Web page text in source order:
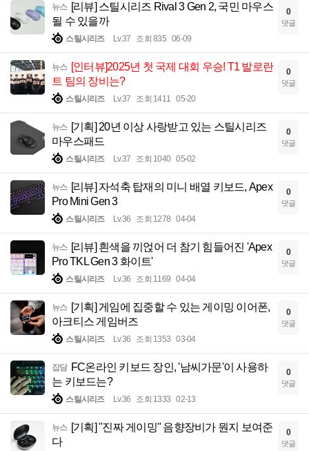
뉴스 [리뷰] 스틸시리즈 Rival 3 Gen 2, 국민 마우스
될 수 있을까
스틸시리즈 Lv.37 조회 835 06-09
0
댓글
뉴스 [인터뷰]2025년 첫 국제 대회 우승! T1 발로란
트 팀의 장비는?
스틸시리즈 Lv.37 조회 1411 05-20
0
댓글
뉴스 [기획] 20년 이상 사랑받고 있는 스틸시리즈
마우스패드
스틸시리즈 Lv.37 조회 1040 05-02
0
댓글
뉴스 [리뷰] 자석축 탑재의 미니 배열 키보드, Apex
Pro Mini Gen 3
스틸시리즈 Lv.36 조회 1278 04-04
0
댓글
뉴스 [리뷰] 흰색을 끼얹어 더 참기 힘들어진 'Apex
Pro TKL Gen 3 화이트'
스틸시리즈 Lv.36 조회 1169 04-04
0
댓글
뉴스 [기획] 게임에 집중할 수 있는 게이밍 이어폰,
아크티스 게임버즈
스틸시리즈 Lv.36 조회 1353 03-04
0
댓글
잡담 FC온라인 키보드 장인, '남씨가문'이 사용하
는 키보드는?
스틸시리즈 Lv.36 조회 1333 02-13
0
댓글
뉴스 [기획] "진짜 게이밍" 음향장비가 뭔지 보여준
다
0
댓글